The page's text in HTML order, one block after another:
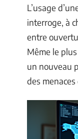
L’usage
interroge, à
entre
Même le
un nouveau
des